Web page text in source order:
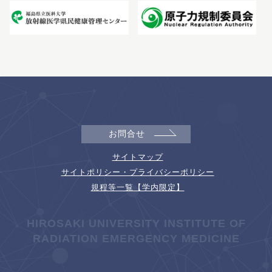
お問合せ
サイトマップ
サイトポリシー・プライバシーポリシー
規程等一覧【学内限定】
HIROSAKI UNIVERSITY INSTITUTE OF
RADIATION EMERGENCY MEDICINE